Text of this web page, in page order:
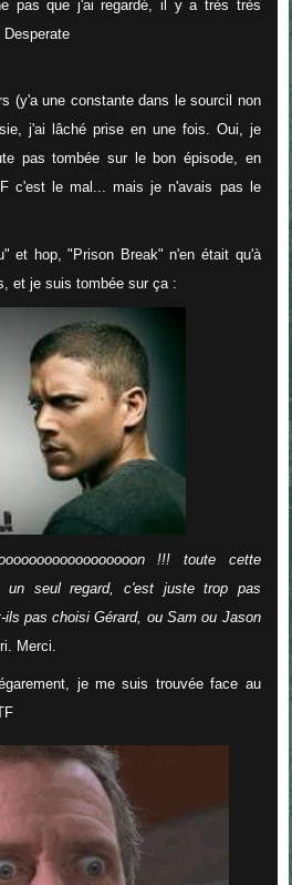
pas que j'ai regardé, il y a très très
Desperate
(y'a une constante dans le sourcil non
j'ai lâché prise en une fois. Oui, je
pas tombée sur le bon épisode, en
c'est le mal... mais je n'avais pas le
et hop, "Prison Break" n'en était qu'à
et je suis tombée sur ça :
!!! toute cette
un seul regard, c'est juste trop pas
pas choisi Gérard, ou Sam ou Jason
Merci.
je me suis trouvée face au